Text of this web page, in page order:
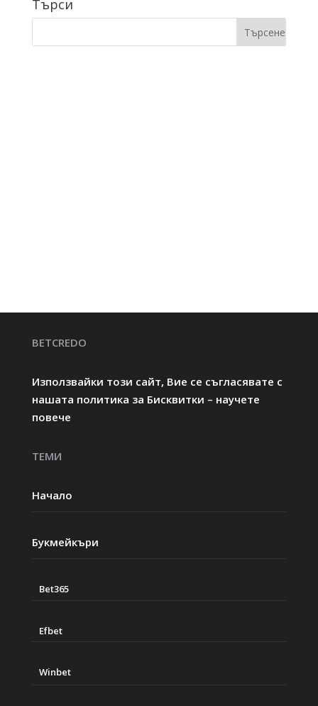
Търси
BETCREDO
Използвайки този сайт, Вие се съгласявате с
нашата политика за Бисквитки – научете
повече
ТЕМИ
Начало
Букмейкъри
Bet365
Efbet
Winbet